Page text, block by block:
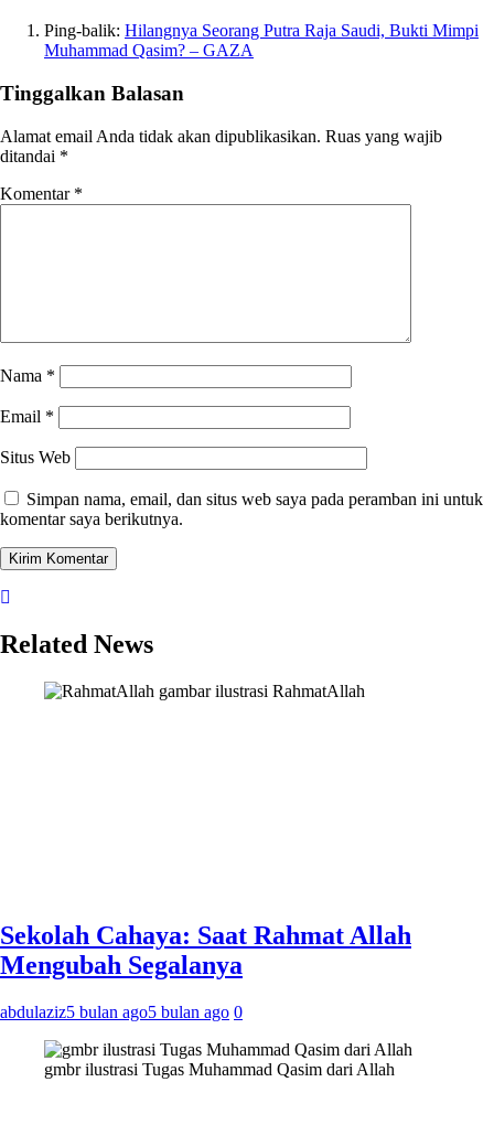
Ping-balik: Hilangnya Seorang Putra Raja Saudi, Bukti Mimpi
Muhammad Qasim? – GAZA
Tinggalkan Balasan
Alamat email Anda tidak akan dipublikasikan. Ruas yang wajib
ditandai *
Komentar *
Nama *
Email *
Situs Web
Simpan nama, email, dan situs web saya pada peramban ini untuk
komentar saya berikutnya.
Related News
gambar ilustrasi RahmatAllah
Sekolah Cahaya: Saat Rahmat Allah
Mengubah Segalanya
abdulaziz5 bulan ago5 bulan ago 0
gmbr ilustrasi Tugas Muhammad Qasim dari Allah